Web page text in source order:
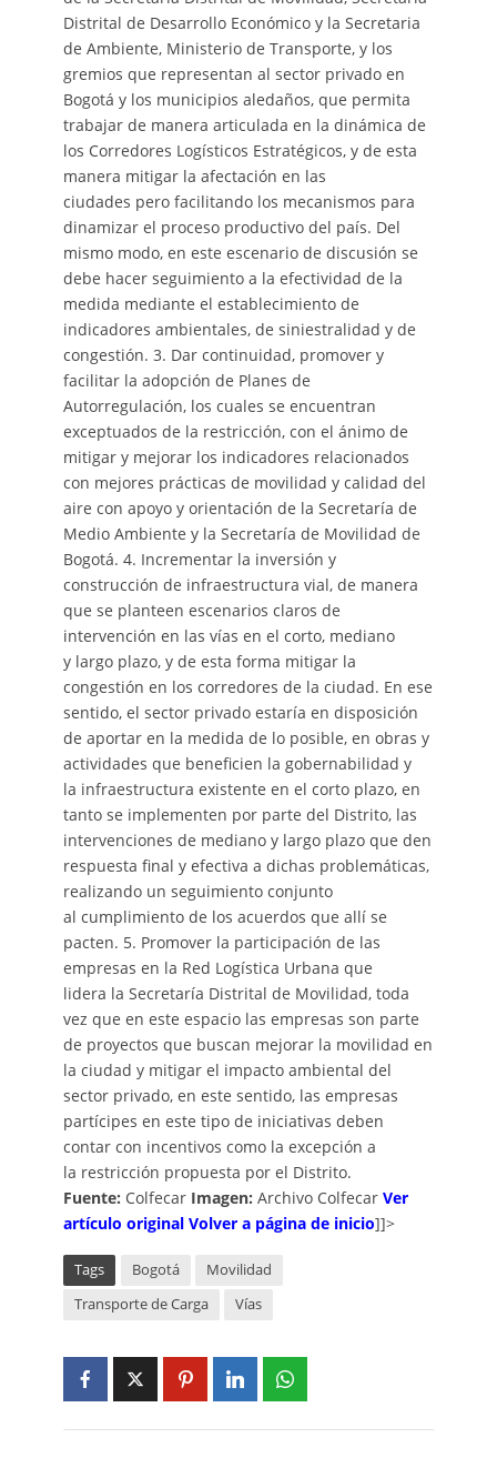
Distrital de Desarrollo Económico y la Secretaria
de Ambiente, Ministerio de Transporte, y los
gremios que representan al sector privado en
Bogotá y los municipios aledaños, que permita
trabajar de manera articulada en la dinámica de
los Corredores Logísticos Estratégicos, y de esta
manera mitigar la afectación en las
ciudades pero facilitando los mecanismos para
dinamizar el proceso productivo del país. Del
mismo modo, en este escenario de discusión se
debe hacer seguimiento a la efectividad de la
medida mediante el establecimiento de
indicadores ambientales, de siniestralidad y de
congestión. 3. Dar continuidad, promover y
facilitar la adopción de Planes de
Autorregulación, los cuales se encuentran
exceptuados de la restricción, con el ánimo de
mitigar y mejorar los indicadores relacionados
con mejores prácticas de movilidad y calidad del
aire con apoyo y orientación de la Secretaría de
Medio Ambiente y la Secretaría de Movilidad de
Bogotá. 4. Incrementar la inversión y
construcción de infraestructura vial, de manera
que se planteen escenarios claros de
intervención en las vías en el corto, mediano
y largo plazo, y de esta forma mitigar la
congestión en los corredores de la ciudad. En ese
sentido, el sector privado estaría en disposición
de aportar en la medida de lo posible, en obras y
actividades que beneficien la gobernabilidad y
la infraestructura existente en el corto plazo, en
tanto se implementen por parte del Distrito, las
intervenciones de mediano y largo plazo que den
respuesta final y efectiva a dichas problemáticas,
realizando un seguimiento conjunto
al cumplimiento de los acuerdos que allí se
pacten. 5. Promover la participación de las
empresas en la Red Logística Urbana que
lidera la Secretaría Distrital de Movilidad, toda
vez que en este espacio las empresas son parte
de proyectos que buscan mejorar la movilidad en
la ciudad y mitigar el impacto ambiental del
sector privado, en este sentido, las empresas
partícipes en este tipo de iniciativas deben
contar con incentivos como la excepción a
la restricción propuesta por el Distrito.
Fuente: Colfecar Imagen: Archivo Colfecar Ver
artículo original Volver a página de inicio]]>
Tags Bogotá
Movilidad
Transporte de Carga
Vías